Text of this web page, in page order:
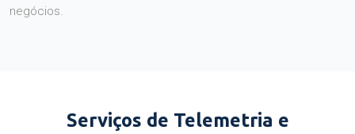
negócios.
Serviços de Telemetria e